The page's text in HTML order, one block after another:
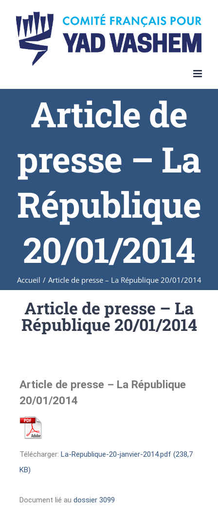
Article de
presse – La
République
20/01/2014
Accueil / Article de presse – La République 20/01/2014
Article de presse – La
République 20/01/2014
Article de presse – La République
20/01/2014
Télécharger: La-Republique-20-janvier-2014.pdf (238,7
KB)
Document lié au dossier 3099